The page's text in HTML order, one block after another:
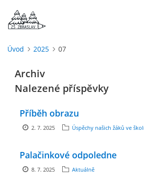
O NÁS
ŠKOLNÍ ROK
DOKUMENTY
Úvod 2025 07
Archiv
Nalezené příspěvky
Příběh obrazu
2. 7. 2025 Úspěchy našich žáků ve
Palačinkové odpoledne
8. 7. 2025 Aktuálně